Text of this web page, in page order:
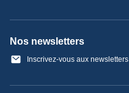
Nos newsletters
Inscrivez-vous aux newsletters